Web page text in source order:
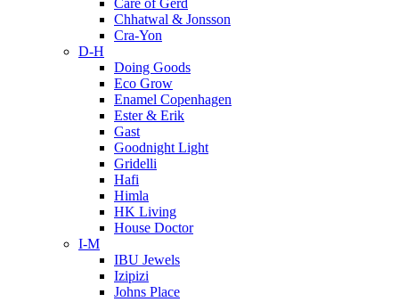
Care of Gerd
Chhatwal & Jonsson
Cra-Yon
D-H
Doing Goods
Eco Grow
Enamel Copenhagen
Ester & Erik
Gast
Goodnight Light
Gridelli
Hafi
Himla
HK Living
House Doctor
I-M
IBU Jewels
Izipizi
Johns Place